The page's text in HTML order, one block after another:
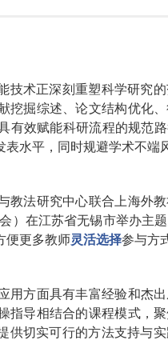
技术正深刻重塑科学研究
挖掘综述、论文结构优化
有效赋能科研流程的规范
表水平，同时规避学术不端
教法研究中心联合上海外
）在江苏省无锡市举办主
便更多教师灵活选择参与方
用方面具有丰富经验和杰
指导相结合的课程模式，
供切实可行的方法支持与